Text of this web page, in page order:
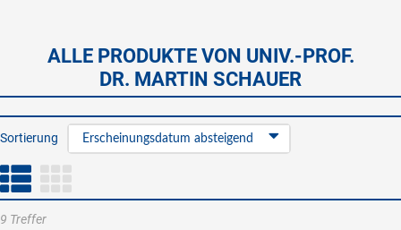
ALLE PRODUKTE VON UNIV.-PROF.
DR. MARTIN SCHAUER
Sortierung Erscheinungsdatum absteigend
9 Treffer